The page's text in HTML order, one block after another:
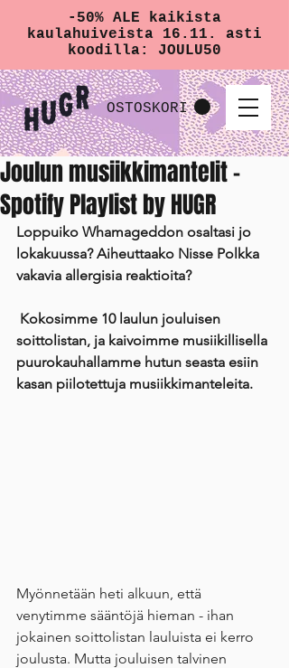
-50% ALE kaikista
kaulahuiveista 16.11. asti
koodilla: JOULU50
OSTOSKORI
Joulun musiikkimantelit -
Spotify Playlist by HUGR
Loppuiko Whamageddon osaltasi jo
lokakuussa? Aiheuttaako Nisse Polkka
vakavia allergisia reaktioita?
soittolistan, ja kaivoimme musiikillisella
puurokauhallamme hutun seasta esiin
kasan piilotettuja musiikkimanteleita.
Myönnetään heti alkuun, että
venytimme sääntöjä hieman - ihan
jokainen soittolistan lauluista ei kerro
joulusta. Mutta jouluisen talvinen